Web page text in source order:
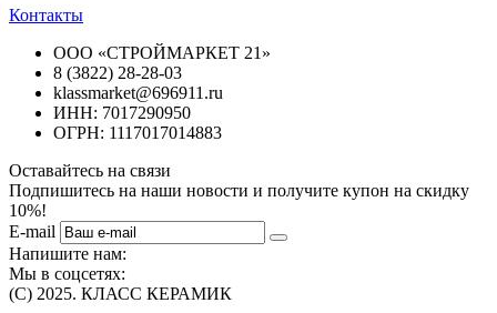
Контакты
ООО «СТРОЙМАРКЕТ 21»
8 (3822) 28-28-03
klassmarket@696911.ru
ИНН: 7017290950
ОГРН: 1117017014883
Оставайтесь на связи
Подпишитесь на наши новости и получите купон на скидку
10%!
E-mail
Напишите нам:
Мы в соцсетях:
(C) 2025. КЛАСС КЕРАМИК